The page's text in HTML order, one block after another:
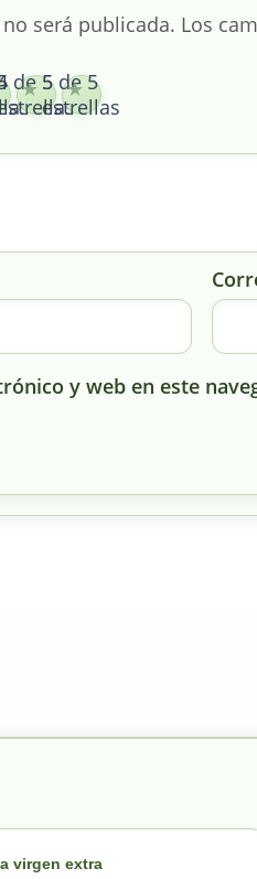
será publicada. Los
de 55 de 5
estrellas
y web en este
virgen extra